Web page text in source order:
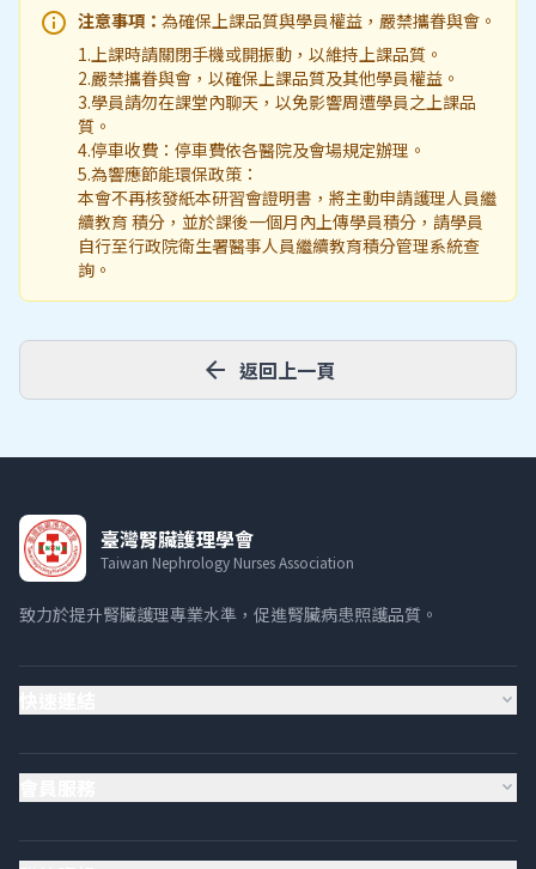
info 注意事項： 為確保上課品質與學員權益，嚴禁攜眷與會。
1.上課時請關閉手機或開振動，以維持上課品質。
2.嚴禁攜眷與會，以確保上課品質及其他學員權益。
3.學員請勿在課堂內聊天，以免影響周遭學員之上課品
質。
4.停車收費：停車費依各醫院及會場規定辦理。
5.為響應節能環保政策：
本會不再核發紙本研習會證明書，將主動申請護理人員繼
續教育 積分，並於課後一個月內上傳學員積分，請學員
自行至行政院衛生署醫事人員繼續教育積分管理系統查
詢。
arrow_back 返回上一頁
臺灣腎臟護理學會
Taiwan Nephrology Nurses Association
致力於提升腎臟護理專業水準，促進腎臟病患照護品質。
expand_more
expand_more